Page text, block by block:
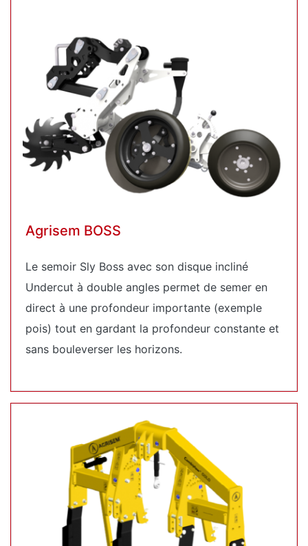
Agrisem BOSS
Le semoir Sly Boss avec son disque incliné
Undercut à double angles permet de semer en
direct à une profondeur importante (exemple
pois) tout en gardant la profondeur constante et
sans bouleverser les horizons.